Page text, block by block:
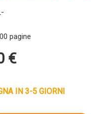
pagine
€
IN 3-5 GIORNI